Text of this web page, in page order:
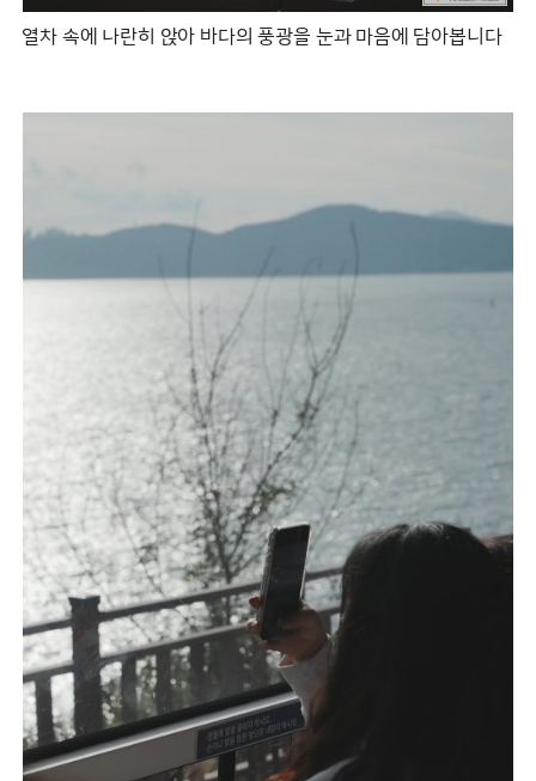
열차 속에 나란히 앉아 바다의 풍광을 눈과 마음에 담아봅니다